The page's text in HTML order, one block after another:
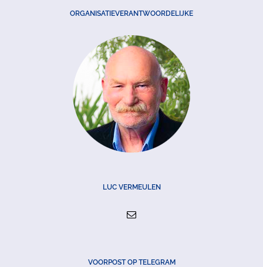
ORGANISATIEVERANTWOORDELIJKE
LUC VERMEULEN
VOORPOST OP TELEGRAM